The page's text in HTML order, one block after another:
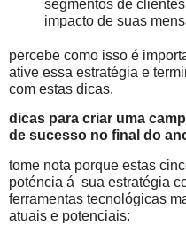
segmentos de
impacto de suas
percebe como isso é
ative essa estratégia e
com estas dicas.
dicas para criar uma
de sucesso no final do
tome nota porque estas
poténcia á sua estratégia
ferramentas tecnológicas
atuais e potenciais: